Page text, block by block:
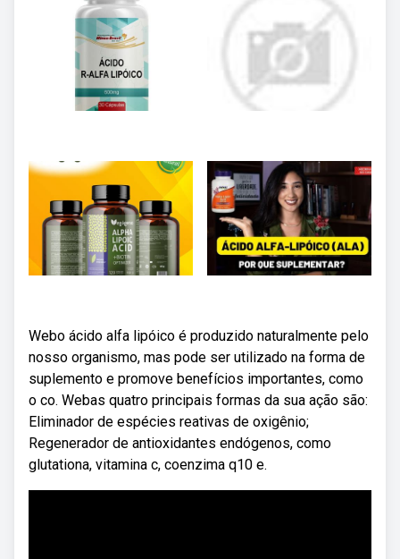
Webo ácido alfa lipóico é produzido naturalmente pelo
nosso organismo, mas pode ser utilizado na forma de
suplemento e promove benefícios importantes, como
o co. Webas quatro principais formas da sua ação são:
Eliminador de espécies reativas de oxigênio;
Regenerador de antioxidantes endógenos, como
glutationa, vitamina c, coenzima q10 e.